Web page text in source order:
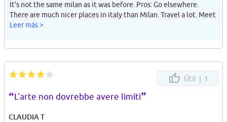
It's not the same milan as it was before. Pros: Go elsewhere.
There are much nicer places in italy than Milan. Travel a lot. Meet
friends they will help you and make your stay more cheerfull. And
Leer más >
Útil | 1
“L'arte non dovrebbe avere limiti”
CLAUDIA T